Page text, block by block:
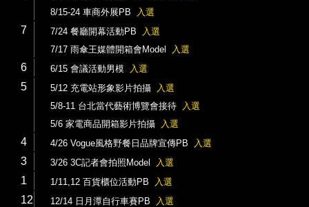
8/15-24 車商外展PB
入選
7 7/24 餐廳開幕活動PB
入選
7/17 雨傘王媒體開箱會Model
入選
6 6/15 會議活動男模 入選
5 5/12 充電站形象影片拍攝
入選
5/8-11 台北當代藝術博覽會接待
入選
5/6 家電商品開箱影片拍攝
入選
4 4/26 Vogue風格野餐日品牌宣傳PB 入選
3 3/26 3C記者會拍照Model 入選
1 1/11,12 百貨櫃位活動PB 入選
12 12/14 日月潭自行車賽PB
入選